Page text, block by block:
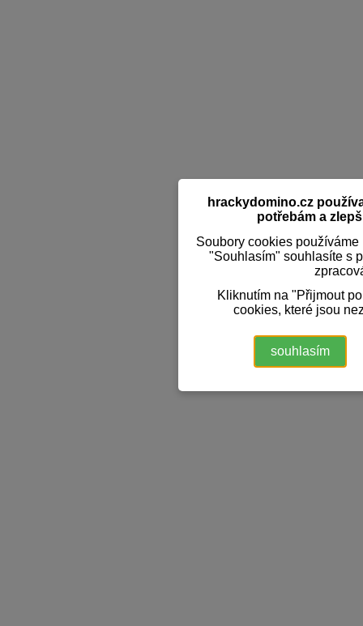
hrackydomino.cz
potřebám a
Soubory cookies
"Souhlasím" souhlasíte s
Kliknutím na "Přijmout
cookies, které jsou
souhlasím